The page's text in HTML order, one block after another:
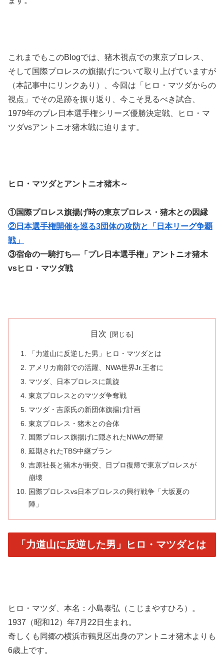
これまでもこのBlogでは、猪木視点での東京プロレス、
そして国際プロレスの旗揚げについて取り上げていますが
（本記事中にリンクあり）、今回は「ヒロ・マツダからの
視点」でその足跡を振り返り、今こそ見るべき試合、
1979年のプレ日本選手権シリーズ優勝決定戦、ヒロ・マ
ツダvsアントニオ猪木戦に迫ります。
ヒロ・マツダとアントニオ猪木～
①国際プロレス旗揚げ時の東京プロレス・猪木との因縁
②日本選手権開催を巡る3団体の攻防と「日本リーグ争覇
戦」
③宿命の一騎打ち―「プレ日本選手権」アントニオ猪木
vsヒロ・マツダ戦
目次
「力道山に反逆した男」ヒロ・マツダとは
アメリカ南部での活躍、NWA世界Jr.王者に
マツダ、日本プロレスに凱旋
東京プロレスとのマツダ争奪戦
マツダ・吉原氏の新団体旗揚げ計画
東京プロレス・猪木との合体
国際プロレス旗揚げに隠されたNWAの野望
延期されたTBS中継プラン
吉原社長と猪木が衝突、日プロ復帰で東京プロレスが
崩壊
国際プロレスvs日本プロレスの興行戦争「大坂夏の
陣」
「力道山に反逆した男」ヒロ・マツダとは
ヒロ・マツダ、本名：小島泰弘（こじまやすひろ）。
1937（昭和12）年7月22日生まれ。
奇しくも同郷の横浜市鶴見区出身のアントニオ猪木よりも
6歳上です。